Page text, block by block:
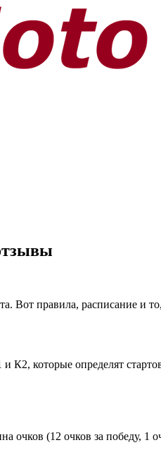
Вот правила, расписание и
которые определят
очков (12 очков за победу, 1